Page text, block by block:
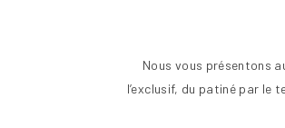
Nous vous présentons
l’exclusif, du patiné par le